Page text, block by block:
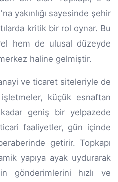
yakınlığı sayesinde şehir
kritik bir rol oynar. Bu
hem de ulusal düzeyde
haline gelmiştir.
ve ticaret siteleriyle de
küçük esnaftan
geniş bir yelpazede
faaliyetler, gün içinde
getirir. Topkapı
yapıya ayak uydurarak
gönderimlerini hızlı ve